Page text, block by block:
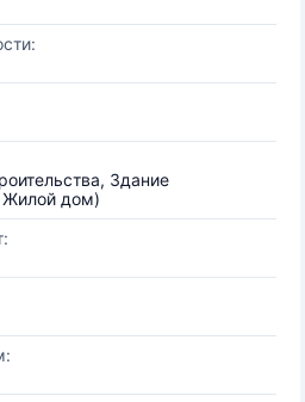
Здание
Жилой дом)